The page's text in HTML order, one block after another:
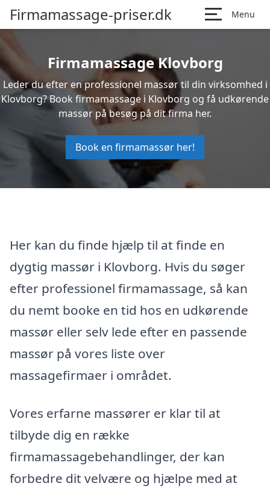
Firmamassage-priser.dk Menu
Firmamassage Klovborg
Leder du efter en professionel massør til din virksomhed i
Klovborg? Book firmamassage i Klovborg og få udkørende
massør på besøg på dit firma her.
Book en firmamassør her!
Her kan du finde hjælp til at finde en
dygtig massør i Klovborg. Hvis du søger
efter professionel firmamassage, så kan
du nemt booke en tid hos en udkørende
massør eller selv lede efter en passende
massør på vores liste over
massagefirmaer i området.
Vores erfarne massører er klar til at
tilbyde dig en række
firmamassagebehandlinger, der kan
forbedre dit velvære og hjælpe med at